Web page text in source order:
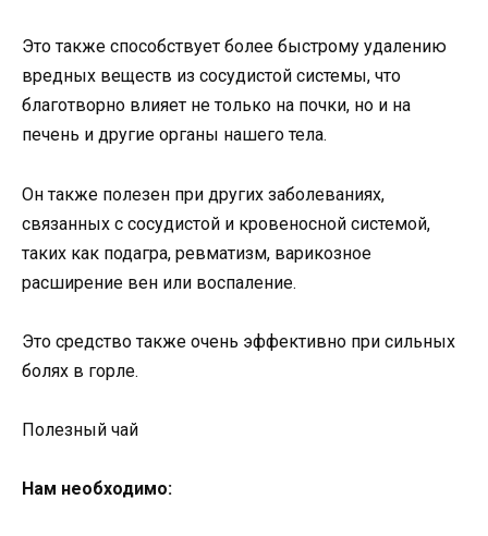
Это также способствует более быстрому удалению
вредных веществ из сосудистой системы, что
благотворно влияет не только на почки, но и на
печень и другие органы нашего тела.
Он также полезен при других заболеваниях,
связанных с сосудистой и кровеносной системой,
таких как подагра, ревматизм, варикозное
расширение вен или воспаление.
Это средство также очень эффективно при сильных
болях в горле.
Полезный чай
Нам необходимо: